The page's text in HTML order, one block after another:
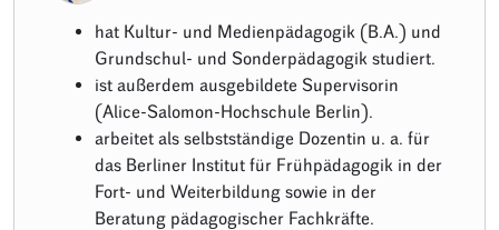
hat Kultur- und Medienpädagogik (B.A.) und
Grundschul- und Sonderpädagogik studiert.
ist außerdem ausgebildete Supervisorin
(Alice-Salomon-Hochschule Berlin).
arbeitet als selbstständige Dozentin u. a. für
das Berliner Institut für Frühpädagogik in der
Fort- und Weiterbildung sowie in der
Beratung pädagogischer Fachkräfte.